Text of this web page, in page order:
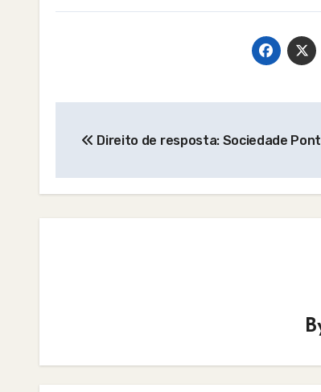
navigation
Direito de resposta: Sociedade